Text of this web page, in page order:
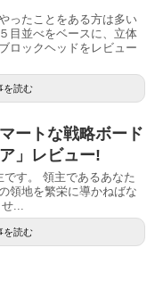
ったことをある方は多い
目並べをベースに、立体
ロックヘッドをレビュー
を読む
ートな戦略ボード
」レビュー!
す。 領主であるあなた
領地を繁栄に導かねばな
...
を読む